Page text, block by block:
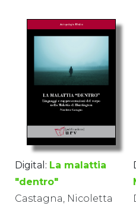
Digital: La malattia
"dentro"
Castagna, Nicoletta